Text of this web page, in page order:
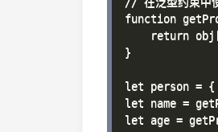
function
return
}
let person =
let name =
let age =